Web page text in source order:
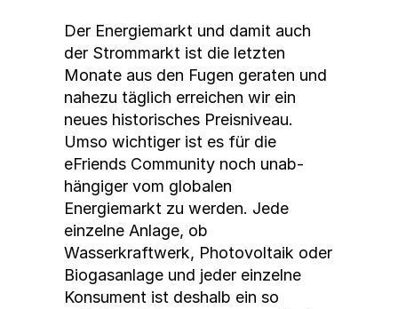
Der Energiemarkt und damit auch
der Strom­markt ist die let­zten
Monate aus den Fugen ger­at­en und
nahezu täglich erre­ichen wir ein
neues his­torisches Preis­niveau.
Umso wichtiger ist es für die
eFriends Com­mu­ni­ty noch unab­
hängiger vom glob­alen
Energiemarkt zu wer­den. Jede
einzelne Anlage, ob
Wasserkraftwerk, Pho­to­voltaik oder
Bio­gasan­lage und jed­er einzelne
Kon­sument ist deshalb ein so